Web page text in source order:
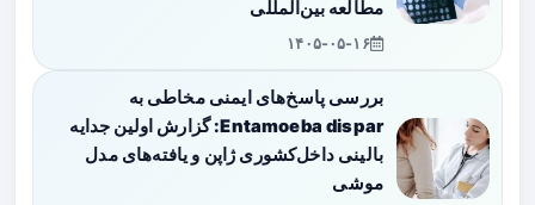
مطالعه بین‌المللی
۱۴۰۵-۰۵-۱۶
بررسی پاسخ‌های ایمنی مخاطی به
Entamoeba dispar: گزارش اولین جدایه
بالینی داخل‌کشوری ژاپن و یافته‌های مدل
موشی